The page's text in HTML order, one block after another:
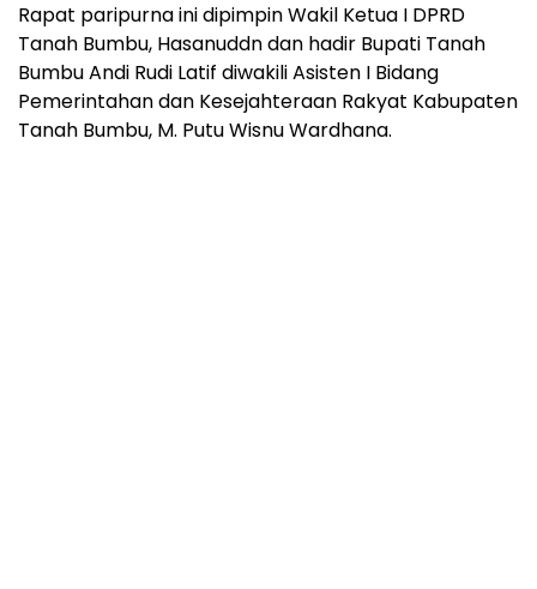
Rapat paripurna ini dipimpin Wakil Ketua I DPRD
Tanah Bumbu, Hasanuddn dan hadir Bupati Tanah
Bumbu Andi Rudi Latif diwakili Asisten I Bidang
Pemerintahan dan Kesejahteraan Rakyat Kabupaten
Tanah Bumbu, M. Putu Wisnu Wardhana.